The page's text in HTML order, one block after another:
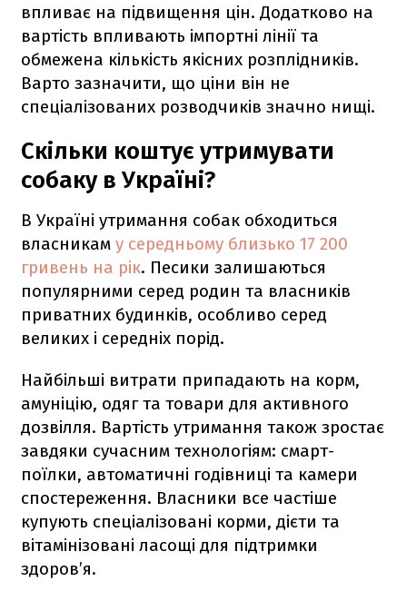
впливає на підвищення цін. Додатково на
вартість впливають імпортні лінії та
обмежена кількість якісних розплідників.
Варто зазначити, що ціни він не
спеціалізованих розводчиків значно нищі.
Скільки коштує утримувати
собаку в Україні?
В Україні утримання собак обходиться
власникам у середньому близько 17 200
гривень на рік. Песики залишаються
популярними серед родин та власників
приватних будинків, особливо серед
великих і середніх порід.
Найбільші витрати припадають на корм,
амуніцію, одяг та товари для активного
дозвілля. Вартість утримання також зростає
завдяки сучасним технологіям: смарт-
поїлки, автоматичні годівниці та камери
спостереження. Власники все частіше
купують спеціалізовані корми, дієти та
вітамінізовані ласощі для підтримки
здоров’я.